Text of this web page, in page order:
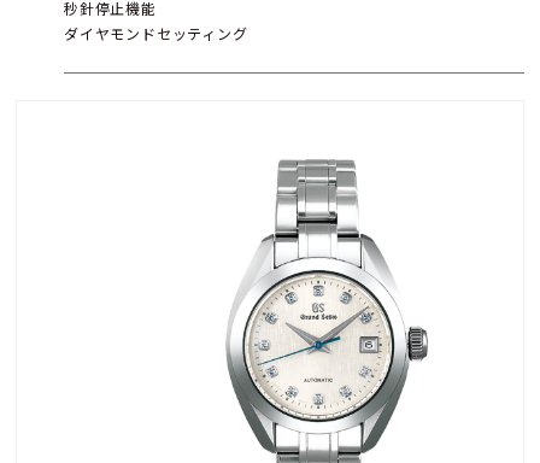
秒針停止機能
ダイヤモンドセッティング